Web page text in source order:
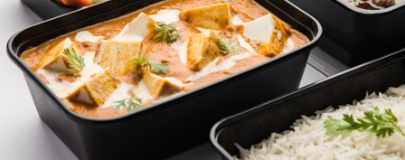
باستمرار بسبب النسيان البسيط، فسيكون ذلك علامة سيئة.
يمكن أن يشير إلى أن ذاكرتهم قصيرة الأجل قد ساءت، ويمكن
أن تكون واحدة من الأعراض الأولى لمرض الزهايمر. إذا كانت
لديك أي شكوك بشأن أقربائك أو إذا كنت تشعر بالفضول تجاهه،
نوصيك بمشاهدة فيلم Still Alice. هنا سترى جميع مراحل مرض
الزهايمر. 4. ومضات دورية من الضوء رؤية وميض الضوء
المفاجئ في الأماكن واللحظات التي لا ينبغي أن تكون فيها علامة